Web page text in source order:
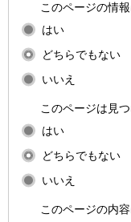
このページの情
はい
どちらでもない
いいえ
このページは見
はい
どちらでもない
いいえ
このページの内